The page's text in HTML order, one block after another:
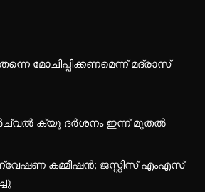
മോചിപ്പിക്കണമെന്ന് മദ്രാസ്
ക്യൂ ദര്‍ശനം ഇന്ന് മുതല്‍
കമ്മീഷന്‍; ജസ്റ്റിസ് എംഎസ്